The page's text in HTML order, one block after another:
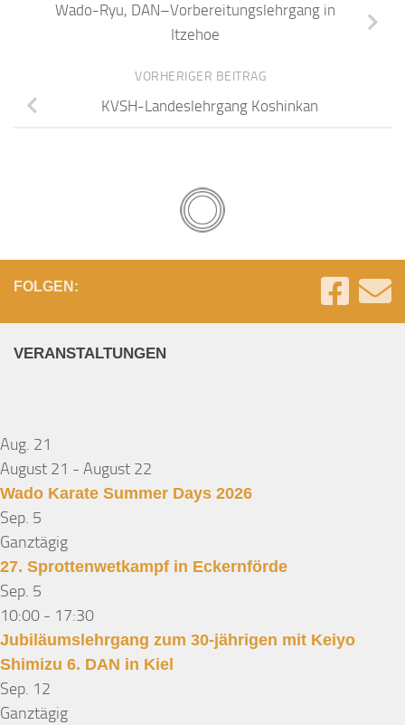
Wado-Ryu, DAN–Vorbereitungslehrgang in
Itzehoe
VORHERIGER BEITRAG
KVSH-Landeslehrgang Koshinkan
FOLGEN:
VERANSTALTUNGEN
Aug. 21
August 21 - August 22
Wado Karate Summer Days 2026
Sep. 5
Ganztägig
27. Sprottenwetkampf in Eckernförde
Sep. 5
10:00 - 17:30
Jubiläumslehrgang zum 30-jährigen mit Keiyo
Shimizu 6. DAN in Kiel
Sep. 12
Ganztägig